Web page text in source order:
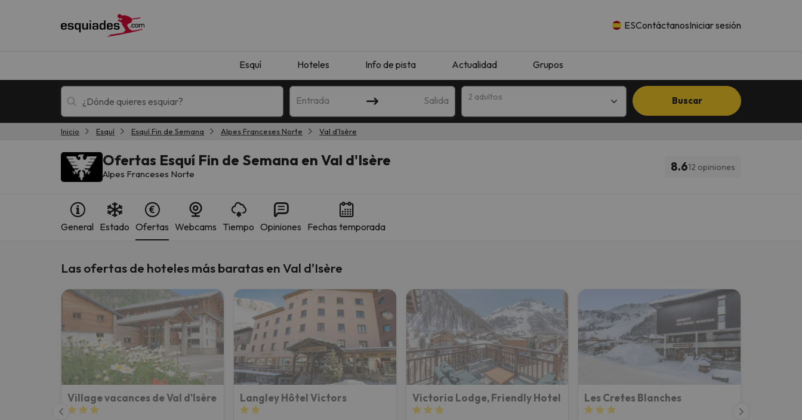
ESContáctanosIniciar sesión
Esquí Hoteles Info de pista Actualidad Grupos
Entrada Salida 2 adultos Buscar
Esquí Escapadas
¡Vaya! Parece que nuestro buscador ha perdido el norte. En cuanto encuentre su brújula vuelve.
Inicio Esquí Esquí Fin de Semana Alpes Franceses Norte Val d'Isère
Ofertas Esquí Fin de Semana en Val d'Isère
Alpes Franceses Norte 8.612 opiniones
General Estado Ofertas Webcams Tiempo Opiniones Fechas temporada
Las ofertas de hoteles más baratas en Val d'Isère
Village vacances de Val d'Isère Langley Hôtel Victors Victoria Lodge, Friendly Hotel Les Cretes Blanches